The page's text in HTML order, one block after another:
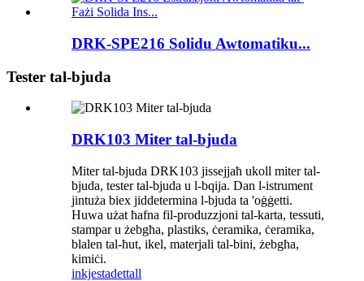
DRK-SPE216 Solidu Awtomatiku...
Tester tal-bjuda
DRK103 Miter tal-bjuda
Miter tal-bjuda DRK103 jissejjaħ ukoll miter tal-
bjuda, tester tal-bjuda u l-bqija. Dan l-istrument
jintuża biex jiddetermina l-bjuda ta 'oġġetti.
Huwa użat ħafna fil-produzzjoni tal-karta, tessuti,
stampar u żebgħa, plastiks, ċeramika, ċeramika,
blalen tal-ħut, ikel, materjali tal-bini, żebgħa,
kimiċi.
inkjestadettall